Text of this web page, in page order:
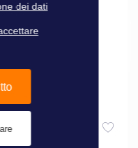
dei dati